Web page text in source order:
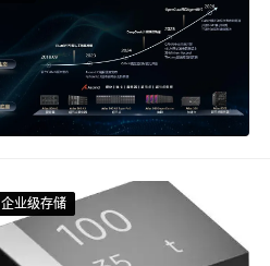
企业级存储
企业级存储
企业级存储
企业级存储